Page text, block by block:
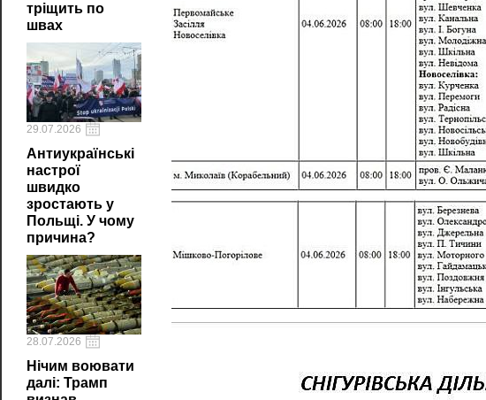
тріщить по
швах
29.07.2026
Антиукраїнські
настрої
швидко
зростають у
Польщі. У чому
причина?
28.07.2026
Нічим воювати
далі: Трамп